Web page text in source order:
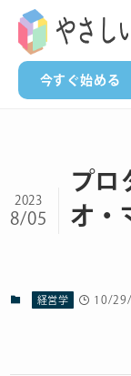
今すぐ始める
プロ
オ・
2023
8/05
経営学 10/